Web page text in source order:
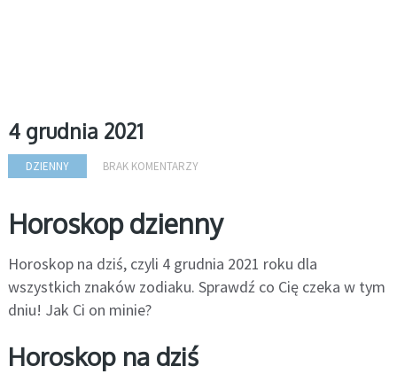
4 grudnia 2021
DZIENNY BRAK KOMENTARZY
Horoskop dzienny
Horoskop na dziś, czyli 4 grudnia 2021 roku dla
wszystkich znaków zodiaku. Sprawdź co Cię czeka w tym
dniu! Jak Ci on minie?
Horoskop na dziś